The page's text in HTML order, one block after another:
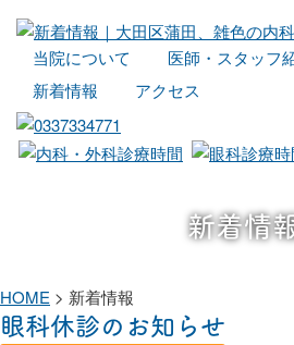
当院について 医師・スタッフ
新着情報
アクセス
新着情
HOME > 新着情報
眼科休診のお知らせ